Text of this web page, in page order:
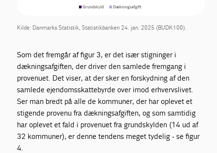
Kilde: Danmarks Statistik, Statistikbanken 24. jan. 2025 (BUDK100).
Som det fremgår af figur 3, er det især stigninger i
dækningsafgiften, der driver den samlede fremgang i
provenuet. Det viser, at der sker en forskydning af den
samlede ejendomsskattebyrde over imod erhvervslivet.
Ser man bredt på alle de kommuner, der har oplevet et
stigende provenu fra dækningsafgiften, og som samtidig
har oplevet et fald i provenuet fra grundskylden (14 ud af
32 kommuner), er denne tendens meget tydelig - se figur
4.